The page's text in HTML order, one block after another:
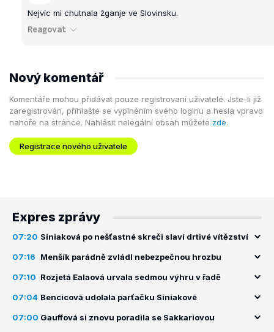
Nejvíc mi chutnala žganje ve Slovinsku.
Reagovat
Nový komentář
Komentáře mohou přidávat pouze registrovaní uživatelé. Jste-li již
zaregistrován, přihlašte se vyplněním svého loginu a hesla vpravo
nahoře na stránce. Nahlásit nelegální obsah můžete zde.
Registrace nového uživatele
Expres zprávy
07:20 Siniaková po nešťastné skreči slaví drtivé vítězství
07:16 Menšík parádně zvládl nebezpečnou hrozbu
07:10 Rozjetá Ealaová urvala sedmou výhru v řadě
07:04 Bencicová udolala parťačku Siniakové
07:00 Gauffová si znovu poradila se Sakkariovou